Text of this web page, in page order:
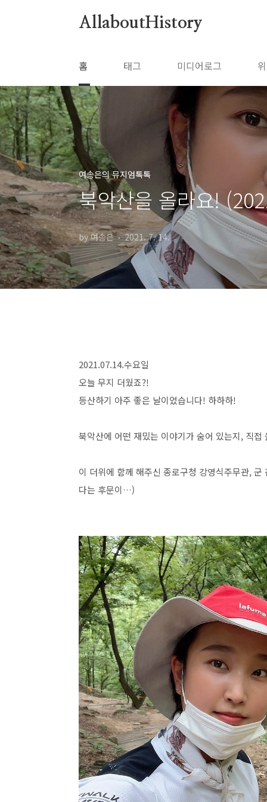
AllaboutHistory
홈 태그 미디어로그
여송은의 뮤지엄톡톡
북악산을 올라요!
by 여송은 2021. 7. 14.
2021.07.14.수요일
오늘 무지 더웠죠?!
등산하기 아주 좋은 날이었습니다! 하하하!
북악산에 어떤 재밌는 이야기가 숨어 있는지, 직접
이 더위에 함께 해주신 종로구청 강영식주무관,
다는 후문이…)